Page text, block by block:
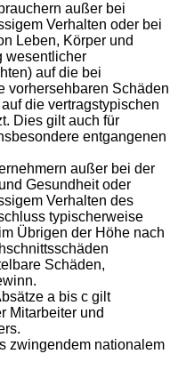
außer bei
Verhalten oder bei
Leben, Körper und
wesentlicher
auf die bei
vorhersehbaren Schäden
die vertragstypischen
Dies gilt auch für
entgangenen
außer bei der
Gesundheit oder
Verhalten des
typischerweise
Übrigen der Höhe nach
Schäden,
a bis c gilt
Mitarbeiter und
zwingendem nationalem